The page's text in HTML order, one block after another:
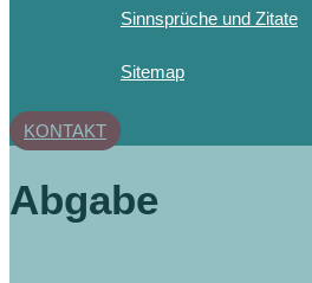
Sinnsprüche und Zitate
Sitemap
KONTAKT
Abgabe